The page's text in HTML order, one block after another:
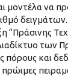
μοντέλα να
“Πράσινης
των
πόρους και
πρώιμες